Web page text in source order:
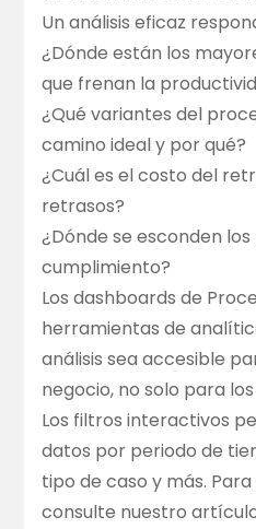
Un análisis eficaz
¿Dónde están los
que frenan la
¿Qué variantes del
camino ideal y por qué?
¿Cuál es el costo del
retrasos?
¿Dónde se esconden los
cumplimiento?
Los dashboards de
herramientas de
análisis sea accesible
negocio, no solo para
Los filtros interactivos
datos por periodo de
tipo de caso y más.
consulte nuestro